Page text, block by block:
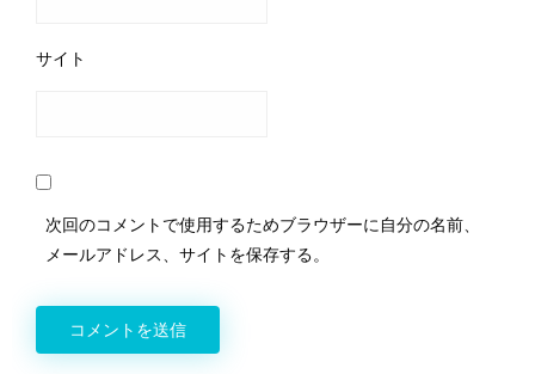
サイト
次回のコメントで使用するためブラウザーに自分の名前、
メールアドレス、サイトを保存する。